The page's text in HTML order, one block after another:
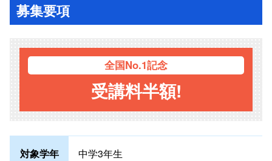
募集要項
全国No.1記念
受講料半額!
対象学年 中学3年生